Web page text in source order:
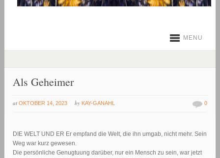
MENU
Als Geheimer
at OKTOBER 14, 2023 by KAY-GANAHL 0
DIE WELT UND ER Er empfand die Welt, die ihn umgab, nicht mehr. Sein
Weg war kurz gewesen.
Die persönliche Genugtuung darüber, nur ein Mensch zu sein, war jetzt